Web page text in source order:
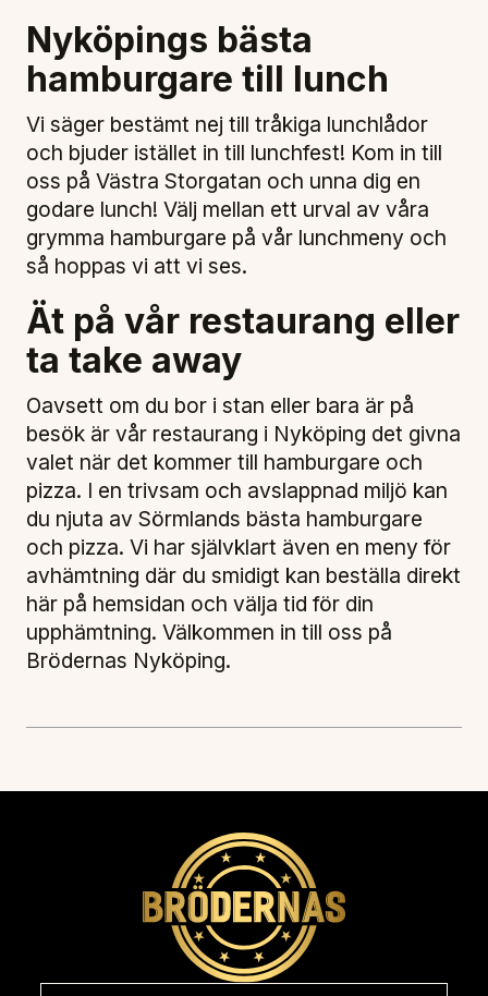
Nyköpings bästa
hamburgare till lunch
Vi säger bestämt nej till tråkiga lunchlådor
och bjuder istället in till lunchfest! Kom in till
oss på Västra Storgatan och unna dig en
godare lunch! Välj mellan ett urval av våra
grymma hamburgare på vår lunchmeny och
så hoppas vi att vi ses.
Ät på vår restaurang eller
ta take away
Oavsett om du bor i stan eller bara är på
besök är vår restaurang i Nyköping det givna
valet när det kommer till hamburgare och
pizza. I en trivsam och avslappnad miljö kan
du njuta av Sörmlands bästa hamburgare
och pizza. Vi har självklart även en meny för
avhämtning där du smidigt kan beställa direkt
här på hemsidan och välja tid för din
upphämtning. Välkommen in till oss på
Brödernas Nyköping.